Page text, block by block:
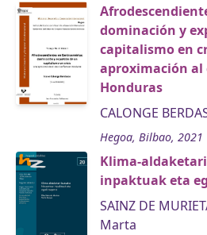
dominación y
capitalismo en
aproximación al
Honduras
CALONGE
Hegoa, Bilbao, 2021
Klima-
inpaktuak eta
SAINZ DE
Marta